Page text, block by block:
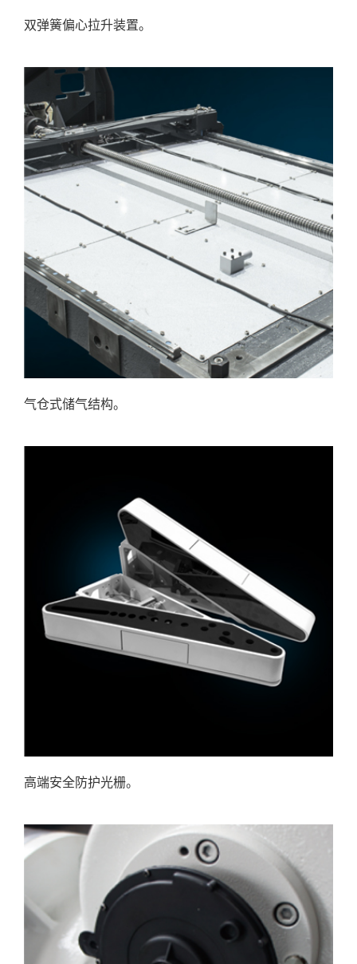
双弹簧偏心拉升装置。
气仓式储气结构。
高端安全防护光栅。